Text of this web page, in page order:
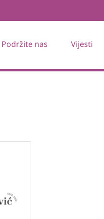
Podržite nas Vijesti